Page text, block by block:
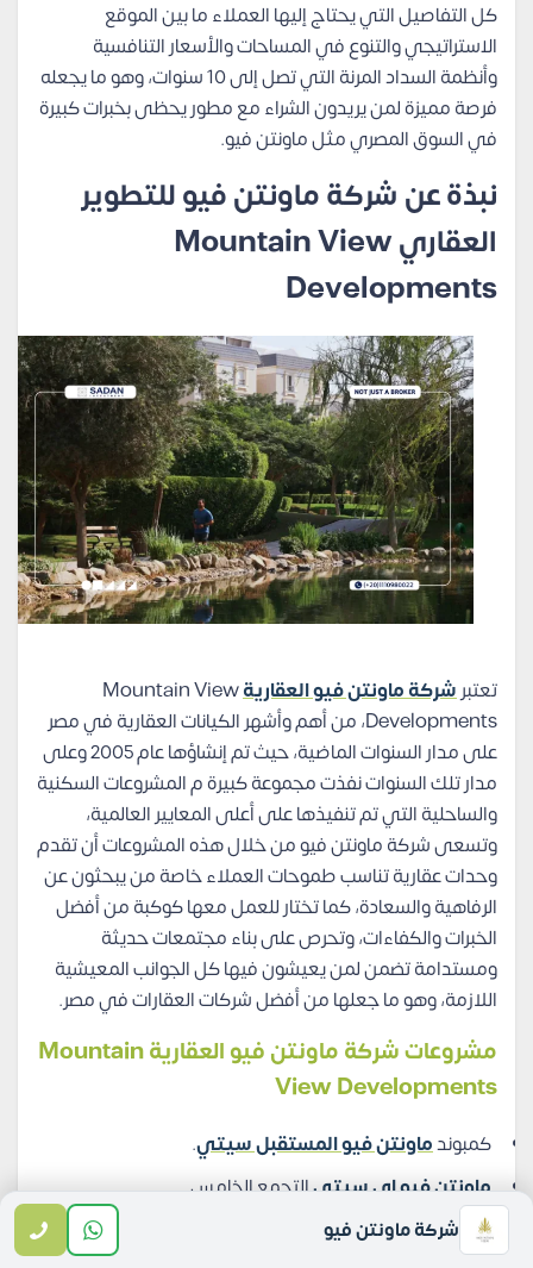
كل التفاصيل التي يحتاج إليها العملاء ما بين الموقع
الاستراتيجي والتنوع في المساحات والأسعار التنافسية
وأنظمة السداد المرنة التي تصل إلى 10 سنوات، وهو ما يجعله
فرصة مميزة لمن يريدون الشراء مع مطور يحظى بخبرات كبيرة
في السوق المصري مثل ماونتن فيو.
نبذة عن شركة ماونتن فيو للتطوير
العقاري Mountain View
Developments
تعتبرشركة ماونتن فيو العقاريةMountain View
Developments، من أهم وأشهر الكيانات العقارية في مصر
على مدار السنوات الماضية، حيث تم إنشاؤها عام 2005 وعلى
مدار تلك السنوات نفذت مجموعة كبيرة م المشروعات السكنية
والساحلية التي تم تنفيذها على أعلى المعايير العالمية،
وتسعى شركة ماونتن فيو من خلال هذه المشروعات أن تقدم
وحدات عقارية تناسب طموحات العملاء خاصة من يبحثون عن
الرفاهية والسعادة، كما تختار للعمل معها كوكبة من أفضل
الخبرات والكفاءات، وتحرص على بناء مجتمعات حديثة
ومستدامة تضمن لمن يعيشون فيها كل الجوانب المعيشية
اللازمة، وهو ما جعلها من أفضل شركات العقارات في مصر.
مشروعات شركة ماونتن فيو العقارية Mountain
View Developments
كمبوندماونتن فيو المستقبل سيتي.
ماونتن فيو اي سيتيالتجمع الخامس.
كمبوند اليفا ماونتن فيو
شركة ماونتن فيو